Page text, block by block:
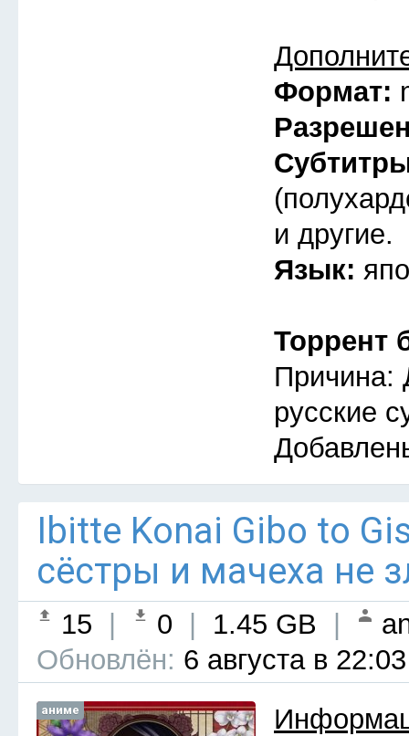
Формат:
и другие.
Язык:
Торрент
Причина:
русские
Ibitte Konai Gibo to
сёстры и мачеха не
15 0 1.45 GB
Обновлён: 6 августа в 22:03
аниме